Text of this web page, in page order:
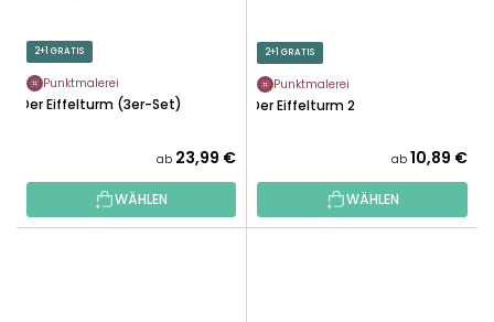
2+1 GRATIS
Punktmalerei
Der Eiffelturm (3er-Set)
ab 23,99 €
WÄHLEN
2+1 GRATIS
Punktmalerei
Der Eiffelturm 2
ab 10,89 €
WÄHLEN